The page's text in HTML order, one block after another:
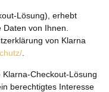
Lösung), erhebt
Daten von Ihnen.
von Klarna
.
Checkout-Lösung
berechtigtes Interesse